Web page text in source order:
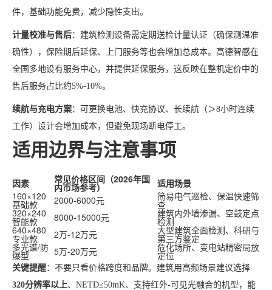
件，基础功能免费，减少隐性支出。
计量校准与售后：建筑检测设备需定期送检计量认证（确保测温准
确性），保险期后延保、上门服务等也会增加总成本。高德智感在
全国多地设有服务中心，并提供延保服务，这反映在整机定价中的
售后服务占比约5%-10%。
续航与充电方案：可更换电池、快充协议、长续航（＞8小时连续
工作）设计会增加成本，但避免现场断电停工。
适用边界与注意事项
因素 常见价格区间（2026年国
内市场参考）
适用场景
160×120
基础款 2000-6000元 简易电气巡检、保温快速筛
查
320×240
智能款 8000-15000元 建筑内外墙渗漏、空鼓定点
检测
640×480
专业款 2万-12万元 大型建筑全面检测、科研与
第三方鉴定
多光谱/防
爆型 5万-20万元 危化场所、变电站精密局放
定位
关键提醒：不要只看价格跨度和品牌。建筑用高频场景建议选择
320分辨率以上、NETD≤50mK、支持红外-可见光融合的机型，能